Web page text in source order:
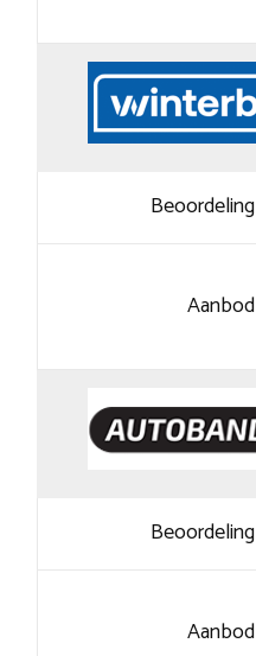
Beoordeling
Aanbod
Beoordeling
Aanbod